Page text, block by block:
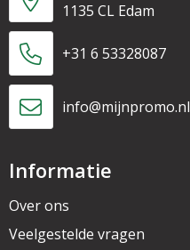
1135 CL Edam
+31 6 53328087
info@mijnpromo.nl
Informatie
Over ons
Veelgestelde vragen